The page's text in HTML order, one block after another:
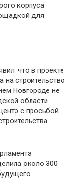
корпуса
для
что в проекте
на строительство
Новгороде не
области
с просьбой
около 300